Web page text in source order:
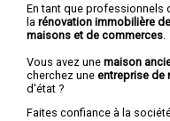
En tant que professionnels
la rénovation immobilière
maisons et de commerces
Vous avez une maison
cherchez une entreprise de
d'état ?
Faites confiance à la société